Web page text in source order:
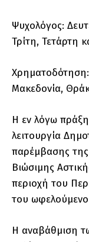
Ψυχολόγος:
Τρίτη, Τετάρτη
Μακεδονία,
Η εν λόγω
λειτουργία
παρέμβασης της
Βιώσιμης
περιοχή του
του
Η αναβάθμιση